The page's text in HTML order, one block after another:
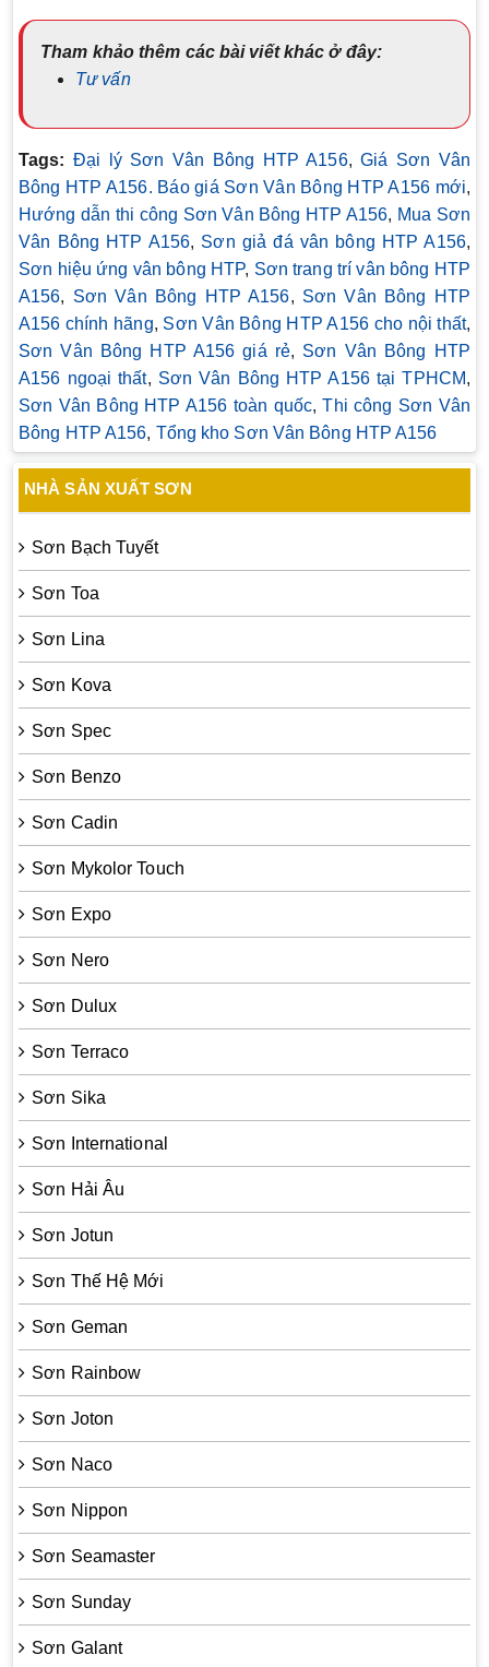
Tham khảo thêm các bài viết khác ở đây:
Tư vấn
Tags: Đại lý Sơn Vân Bông HTP A156,Giá Sơn Vân
Bông HTP A156. Báo giá Sơn Vân Bông HTP A156 mới,
Hướng dẫn thi công Sơn Vân Bông HTP A156, Mua Sơn
Vân Bông HTP A156, Sơn giả đá vân bông HTP A156,
Sơn hiệu ứng vân bông HTP, Sơn trang trí vân bông HTP
A156, Sơn Vân Bông HTP A156, Sơn Vân Bông HTP
A156 chính hãng, Sơn Vân Bông HTP A156 cho nội thất,
Sơn Vân Bông HTP A156 giá rẻ, Sơn Vân Bông HTP
A156 ngoại thất, Sơn Vân Bông HTP A156 tại TPHCM,
Sơn Vân Bông HTP A156 toàn quốc,Thi công Sơn Vân
Bông HTP A156, Tổng kho Sơn Vân Bông HTP A156
NHÀ SẢN XUẤT SƠN
Sơn Bạch Tuyết
Sơn Toa
Sơn Lina
Sơn Kova
Sơn Spec
Sơn Benzo
Sơn Cadin
Sơn Mykolor Touch
Sơn Expo
Sơn Nero
Sơn Dulux
Sơn Terraco
Sơn Sika
Sơn International
Sơn Hải Âu
Sơn Jotun
Sơn Thế Hệ Mới
Sơn Geman
Sơn Rainbow
Sơn Joton
Sơn Naco
Sơn Nippon
Sơn Seamaster
Sơn Sunday
Sơn Galant